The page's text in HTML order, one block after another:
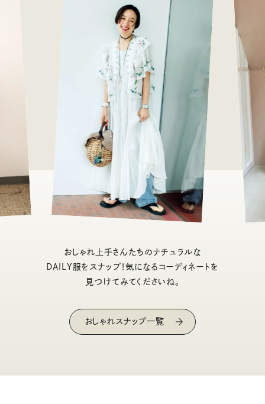
おしゃれ上手さんたちのナチュラルな
DAILY服をスナップ！気になるコーディネートを
見つけてみてくださいね。
おしゃれスナップ一覧